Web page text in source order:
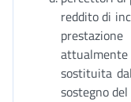
reddito di
sostituita
sostegno